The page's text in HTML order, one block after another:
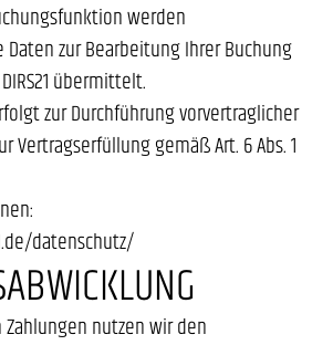
werden
zur Bearbeitung Ihrer Buchung
übermittelt.
zur Durchführung vorvertraglicher
Vertragserfüllung gemäß Art. 6 Abs. 1
datenschutz/
Zahlungen nutzen wir den